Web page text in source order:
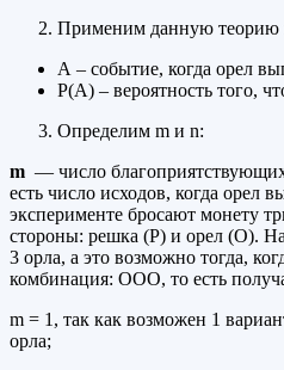
Применим данную теорию
А – событие, когда орел
Р(А) – вероятность того,
Определим m и n:
m — число
есть число исходов, когда орел
эксперименте бросают монету
стороны: решка (Р) и орел (О).
3 орла, а это возможно тогда,
комбинация: ООО, то есть
m = 1, так как возможен 1
орла;